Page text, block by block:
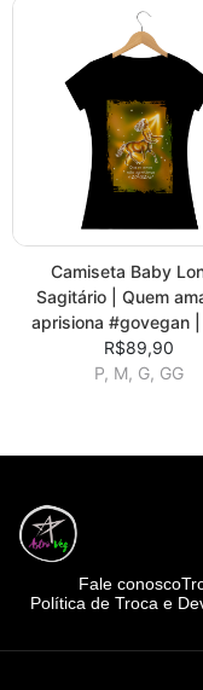
Camiseta Baby
Sagitário | Quem
aprisiona #govegan |
R$89,90
P, M, G, GG
Fale conosco
Política de Troca e